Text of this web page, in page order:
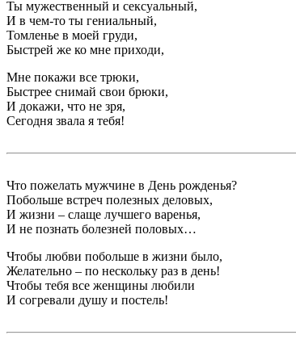
Ты мужественный и сексуальный,
И в чем-то ты гениальный,
Томленье в моей груди,
Быстрей же ко мне приходи,
Мне покажи все трюки,
Быстрее снимай свои брюки,
И докажи, что не зря,
Сегодня звала я тебя!
Что пожелать мужчине в День рожденья?
Побольше встреч полезных деловых,
И жизни – слаще лучшего варенья,
И не познать болезней половых…
Чтобы любви побольше в жизни было,
Желательно – по нескольку раз в день!
Чтобы тебя все женщины любили
И согревали душу и постель!